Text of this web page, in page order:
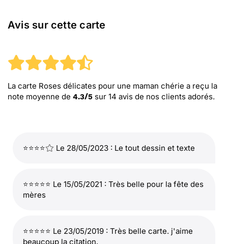
Avis sur cette carte
La carte Roses délicates pour une maman chérie a reçu la
note moyenne de 4.3/5 sur 14 avis de nos clients adorés.
⭐⭐⭐⭐ Le 28/05/2023 : Le tout dessin et texte
⭐⭐⭐⭐⭐ Le 15/05/2021 : Très belle pour la fête des
mères
⭐⭐⭐⭐⭐ Le 23/05/2019 : Très belle carte. j'aime
beaucoup la citation.